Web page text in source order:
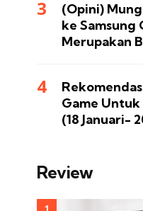
(Opini)
ke Samsung
Merupakan
Game
(18 Januari-
Review